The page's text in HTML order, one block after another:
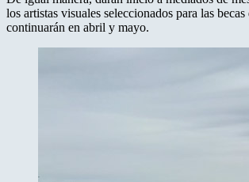
los artistas visuales seleccionados para las
continuarán en abril y mayo.